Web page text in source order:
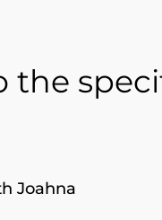
the
Joahna